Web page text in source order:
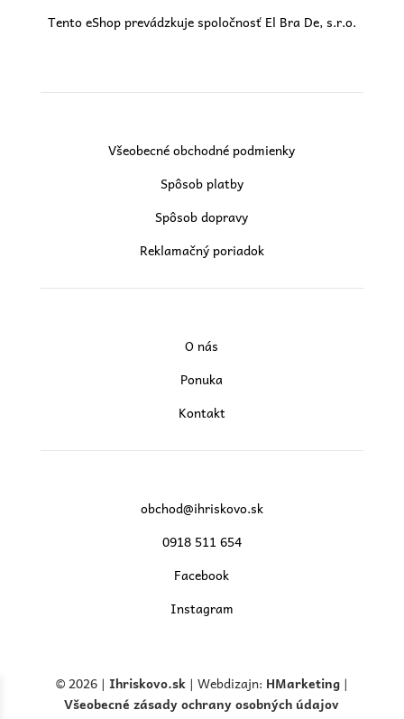
Tento eShop prevádzkuje spoločnosť El Bra De, s.r.o.
Všeobecné obchodné podmienky
Spôsob platby
Spôsob dopravy
Reklamačný poriadok
O nás
Ponuka
Kontakt
obchod@ihriskovo.sk
0918 511 654
Facebook
Instagram
© 2026 | Ihriskovo.sk| Webdizajn: HMarketing |
Všeobecné zásady ochrany osobných údajov